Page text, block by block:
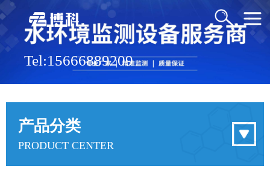
Tel:15666889209
产品分类
PRODUCT CENTER